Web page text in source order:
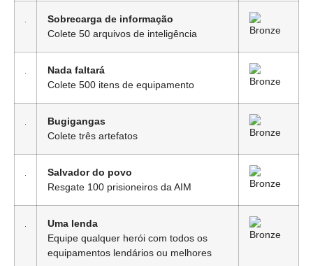
Sobrecarga de informação
Colete 50 arquivos de inteligência
Nada faltará
Colete 500 itens de equipamento
Bugigangas
Colete três artefatos
Salvador do povo
Resgate 100 prisioneiros da AIM
Uma lenda
Equipe qualquer herói com todos os
equipamentos lendários ou melhores